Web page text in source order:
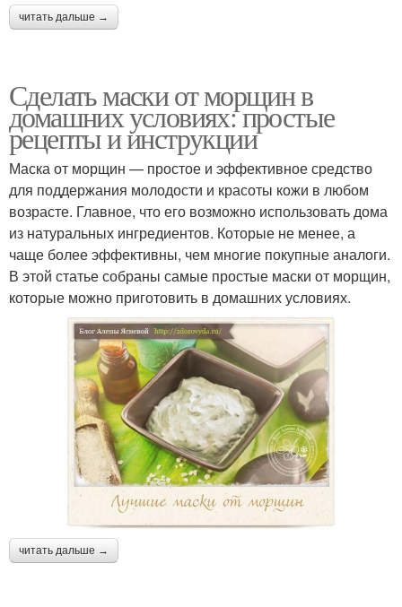
читать дальше →
Сделать маски от морщин в
домашних условиях: простые
рецепты и инструкции
Маска от морщин — простое и эффективное средство
для поддержания молодости и красоты кожи в любом
возрасте. Главное, что его возможно использовать дома
из натуральных ингредиентов. Которые не менее, а
чаще более эффективны, чем многие покупные аналоги.
В этой статье собраны самые простые маски от морщин,
которые можно приготовить в домашних условиях.
читать дальше →